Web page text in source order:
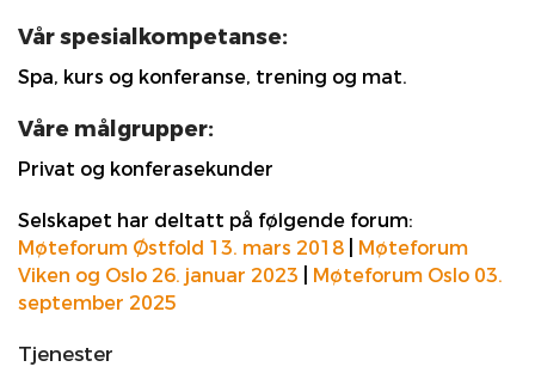
Vår spesialkompetanse:
Spa, kurs og konferanse, trening og mat.
Våre målgrupper:
Privat og konferasekunder
Selskapet har deltatt på følgende forum:
Møteforum Østfold 13. mars 2018
Møteforum
Viken og Oslo 26. januar 2023
Møteforum Oslo 03.
september 2025
Tjenester